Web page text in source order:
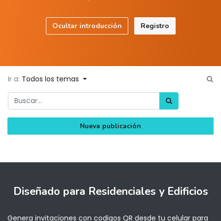
Ocultar introducción Registro
Ir a: Todos los temas
Nueva publicación
Diseñado para Residenciales y Edificios
Genera invitaciones con codigos QR desde tu celular para